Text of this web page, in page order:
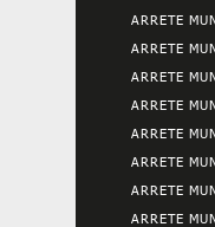
ARRETE
ARRETE
ARRETE
ARRETE
ARRETE
ARRETE
ARRETE
ARRETE